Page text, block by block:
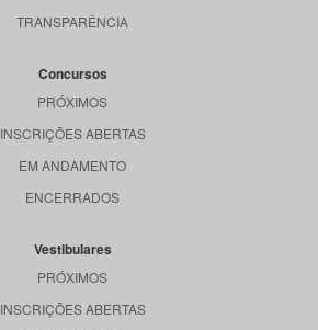
TRANSPARÊNCIA
Concursos
PRÓXIMOS
INSCRIÇÕES ABERTAS
EM ANDAMENTO
ENCERRADOS
Vestibulares
PRÓXIMOS
INSCRIÇÕES ABERTAS